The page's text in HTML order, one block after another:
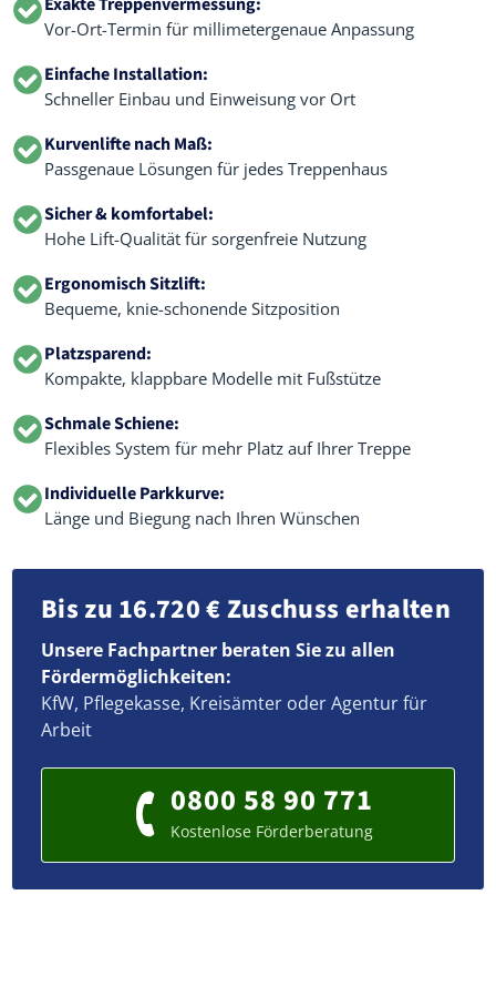
Vor-Ort-Termin für millimetergenaue Anpassung
Einfache Installation:
Schneller Einbau und Einweisung vor Ort
Kurvenlifte nach Maß:
Passgenaue Lösungen für jedes Treppenhaus
Sicher & komfortabel:
Hohe Lift-Qualität für sorgenfreie Nutzung
Ergonomisch Sitzlift:
Bequeme, knie-schonende Sitzposition
Platzsparend:
Kompakte, klappbare Modelle mit Fußstütze
Schmale Schiene:
Flexibles System für mehr Platz auf Ihrer Treppe
Individuelle Parkkurve:
Länge und Biegung nach Ihren Wünschen
Bis zu 16.720 € Zuschuss erhalten
Unsere Fachpartner beraten Sie zu allen
Fördermöglichkeiten:
KfW, Pflegekasse, Kreisämter oder Agentur für
Arbeit
0800 58 90 771
Kostenlose Förderberatung